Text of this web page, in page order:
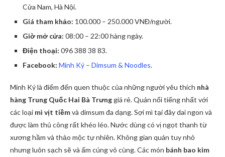
Cửa Nam, Hà Nội.
Giá tham khảo: 100.000 – 250.000 VNĐ/người.
Giờ mở cửa: 08:00 – 22:00 hàng ngày.
Điện thoại: 096 388 38 83.
Facebook: Minh Ký – Dimsum & Noodles.
Minh Ký là điểm đến quen thuộc của những người yêu thích nhà
hàng Trung Quốc Hai Bà Trưng giá rẻ. Quán nổi tiếng nhất với
các loại mì vịt tiềmvà dimsum đa dạng. Sợi mì tại đây dai ngon và
được làm thủ công rất khéo léo. Nước dùng có vị ngọt thanh từ
xương hầm và thảo mộc tự nhiên. Không gian quán tuy nhỏ
nhưng luôn sạch sẽ và ấm cúng vô cùng. Các món bánh bao kim